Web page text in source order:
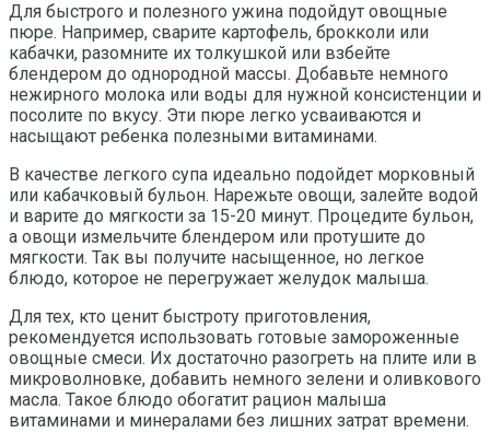
Для быстрого и полезного ужина подойдут овощные
пюре. Например, сварите картофель, брокколи или
кабачки, разомните их толкушкой или взбейте
блендером до однородной массы. Добавьте немного
нежирного молока или воды для нужной консистенции и
посолите по вкусу. Эти пюре легко усваиваются и
насыщают ребенка полезными витаминами.
В качестве легкого супа идеально подойдет морковный
или кабачковый бульон. Нарежьте овощи, залейте водой
и варите до мягкости за 15-20 минут. Процедите бульон,
а овощи измельчите блендером или протушите до
мягкости. Так вы получите насыщенное, но легкое
блюдо, которое не перегружает желудок малыша.
Для тех, кто ценит быстроту приготовления,
рекомендуется использовать готовые замороженные
овощные смеси. Их достаточно разогреть на плите или в
микроволновке, добавить немного зелени и оливкового
масла. Такое блюдо обогатит рацион малыша
витаминами и минералами без лишних затрат времени.